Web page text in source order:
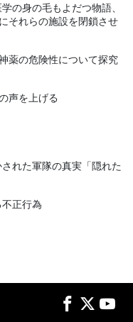
の身の毛もよだつ物語、
それらの施設を閉鎖させ
薬の危険性について探究
声を上げる
れた軍隊の真実「隠れた
正行為